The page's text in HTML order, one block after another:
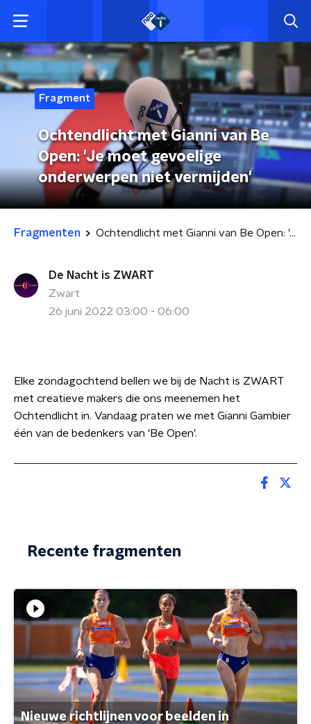
Fragment
Ochtendlicht met Gianni van Be
Open: 'Je moet gevoelige
onderwerpen niet vermijden'
Fragmenten Ochtendlicht met Gianni van Be Open: 'Je moet gevoelige onderwerpen niet vermijden'
De Nacht is ZWART
Zwart
26 juni 2022 03:00 - 06:00
Elke zondagochtend bellen we bij de Nacht is ZWART
met creatieve makers die ons meenemen het
Ochtendlicht in. Vandaag praten we met Gianni Gambier
één van de bedenkers van 'Be Open’.
Recente fragmenten
Nieuwe richtlijnen voor beelden in